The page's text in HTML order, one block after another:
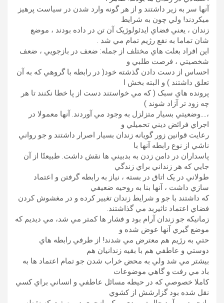
آنها سر به زير داشتند و از هر گونه وارد شدن در سياست پرهيز
ميکردند! ولي چون به شرايط
زندان ، يعني فضاي ايدئولوژيک آن تن در داده بودند ، موضع
شان تماما به نفع رژيم تمام مي شد .
اين افراد بعلت هاي مختلف از جمله: ضعف در بازجويي ، ضعف
شخصيتي ، فرصت طلبي و
احساس از دست دادن گذشته خود( در رابطه با گروهي که به آن
تعلق داشتند ) و البته بخش ا
پرونده هاي سبک ( که مي خواستند دست از پا خطا نکنند تا هر
چه زود تر آزاد شوند )
،….وضعيتي بسيار متزلزل به وجود مي آوردند. آنها معمولا در
اجراي فرائض ديني تحميلي و
رعايت قوانين زور گويانه زندان بسيار اصرار داشتند و جو رواني
ناشي از نوع رابطه آنها با
پاسداران در دامن زدن به بدبيني ها نقش داشت. طبيعتًا از آن
جايي که هر زنداني براي زندگي
طولاني در يک اتاق در بسته ، نياز به رابطه گرفتن و اعتماد
سازي داشت ، آنها بنا به روحيه ضعيفي
که داشتند با جو و شرايط زندان تغيير کرده و در مغشوش کردن
فضاي اعتماد تاثيربد مي گذاشتند.
زمانيکه جو زندان آرام بود و فشار ها کمتر مي شد، مي ديديم که
موضع گيري آنها عوض شده و
حتي به رژيم هم معترض مي شدند! از طرفي رابطه هاي
دوستي و عاطفي هم با بقيه زندانيان هم
بيشتر مي شد ولي به محض خراب شدن جو تمام اعتماد ها به
باد مي رفت و گاهي موضوعات
کاملا خصوصي که در حيطه مسائل عاطفي و انساني براي کسي
نقل شده بود گزارشش از کشوي